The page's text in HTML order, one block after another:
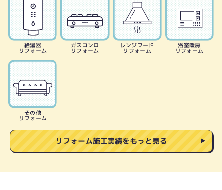
給湯器
リフォーム
ガスコンロ
リフォーム
レンジフード
リフォーム
浴室暖房
リフォーム
その他
リフォーム
リフォーム施工実績をもっと見る